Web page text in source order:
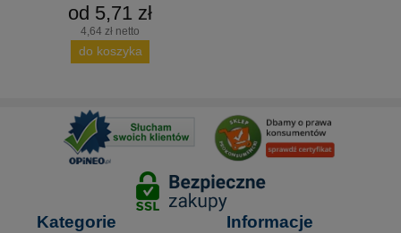
od 5,71 zł
4,64 zł netto
do koszyka
Kategorie Informacje